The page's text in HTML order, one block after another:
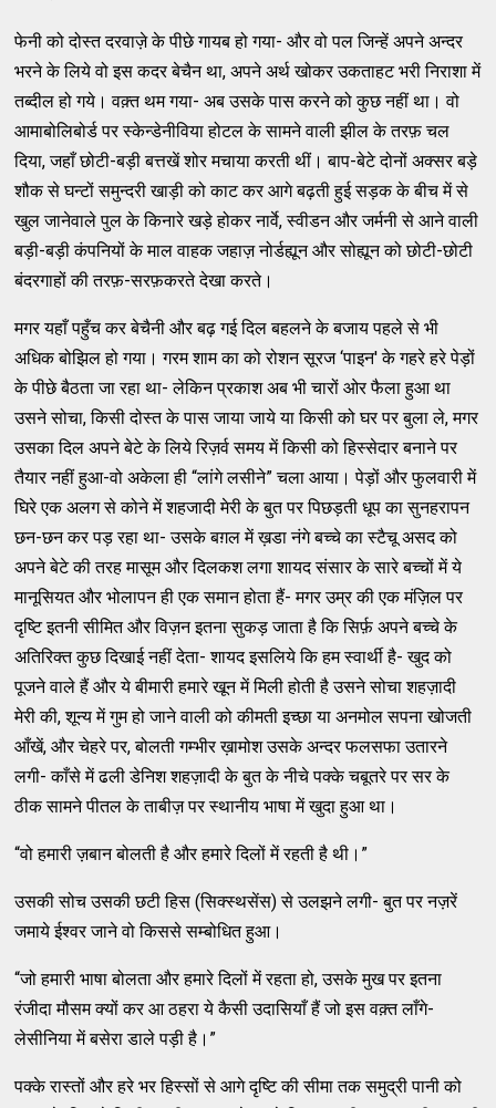
फेनी को दोस्‍त दरवाज़े के पीछे गायब हो गया- और वो पल जिन्‍हें अपने अन्‍दर
भरने के लिये वो इस कदर बेचैन था, अपने अर्थ खोकर उकताहट भरी निराशा में
तब्‍दील हो गये। वक़्‍त थम गया- अब उसके पास करने को कुछ नहीं था। वो
आमाबोलिबोर्ड पर स्‍केन्‍डेनीविया होटल के सामने वाली झील के तरफ़ चल
दिया, जहाँ छोटी-बड़ी बत्तखें शोर मचाया करती थीं। बाप-बेटे दोनों अक्‍सर बड़े
शौक से घन्‍टों समुन्‍दरी खाड़ी को काट कर आगे बढ़ती हुई सड़क के बीच में से
खुल जानेवाले पुल के किनारे खड़े होकर नार्वे, स्‍वीडन और जर्मनी से आने वाली
बड़ी-बड़ी कंपनियों के माल वाहक जहाज़ नोर्डह्यून और सोह्यून को छोटी-छोटी
बंदरगाहों की तरफ़-सरफ़करते देखा करते।
मगर यहाँ पहुँच कर बेचैनी और बढ़ गई दिल बहलने के बजाय पहले से भी
अधिक बोझिल हो गया। गरम शाम का को रोशन सूरज ‘पाइन' के गहरे हरे पेड़ों
के पीछे बैठता जा रहा था- लेकिन प्रकाश अब भी चारों ओर फैला हुआ था
उसने सोचा, किसी दोस्‍त के पास जाया जाये या किसी को घर पर बुला ले, मगर
उसका दिल अपने बेटे के लिये रिज़र्व समय में किसी को हिस्‍सेदार बनाने पर
तैयार नहीं हुआ-वो अकेला ही “लांगे लसीने” चला आया। पेड़ों और फुलवारी में
घिरे एक अलग से कोने में शहजादी मेरी के बुत पर पिछड़ती धूप का सुनहरापन
छन-छन कर पड़ रहा था- उसके बग़ल में ख़डा नंगे बच्‍चे का स्‍टैचू असद को
अपने बेटे की तरह मासूम और दिलकश लगा शायद संसार के सारे बच्‍चों में ये
मानूसियत और भोलापन ही एक समान होता हैं- मगर उम्र की एक मंज़िल पर
दृष्‍टि इतनी सीमित और विज़न इतना सुकड़ जाता है कि सिर्फ़ अपने बच्‍चे के
अतिरिक्‍त कुछ दिखाई नहीं देता- शायद इसलिये कि हम स्‍वार्थी है- खुद को
पूजने वाले हैं और ये बीमारी हमारे खून में मिली होती है उसने सोचा शहज़ादी
मेरी की, शून्‍य में गुम हो जाने वाली को कीमती इच्‍छा या अनमोल सपना खोजती
आँखें, और चेहरे पर, बोलती गम्‍भीर ख़ामोश उसके अन्‍दर फलसफा उतारने
लगी- काँसे में ढली डेनिश शहज़ादी के बुत के नीचे पक्‍के चबूतरे पर सर के
ठीक सामने पीतल के ताबीज़ पर स्‍थानीय भाषा में खुदा हुआ था।
“वो हमारी ज़बान बोलती है और हमारे दिलों में रहती है थी।”
उसकी सोच उसकी छटी हिस (सिक्‍स्‍थसेंस) से उलझने लगी- बुत पर नज़रें
जमाये ईश्‍वर जाने वो किससे सम्‍बोधित हुआ।
“जो हमारी भाषा बोलता और हमारे दिलों में रहता हो, उसके मुख पर इतना
रंजीदा मौसम क्‍यों कर आ ठहरा ये कैसी उदासियाँ हैं जो इस वक़्‍त लाँगे-
लेसीनिया में बसेरा डाले पड़ी है।”
पक्‍के रास्‍तों और हरे भर हिस्‍सों से आगे दृष्‍टि की सीमा तक समुद्री पानी को